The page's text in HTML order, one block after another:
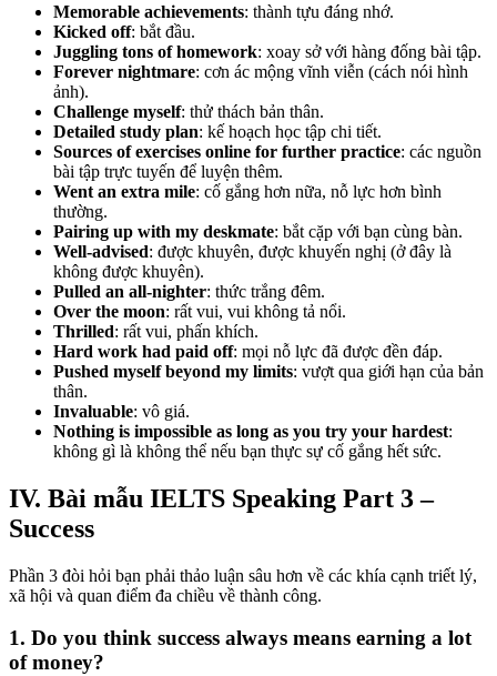
Memorable achievements: thành tựu đáng nhớ.
Kicked off: bắt đầu.
Juggling tons of homework: xoay sở với hàng đống bài tập.
Forever nightmare: cơn ác mộng vĩnh viễn (cách nói hình
ảnh).
Challenge myself: thử thách bản thân.
Detailed study plan: kế hoạch học tập chi tiết.
Sources of exercises online for further practice: các nguồn
bài tập trực tuyến để luyện thêm.
Went an extra mile: cố gắng hơn nữa, nỗ lực hơn bình
thường.
Pairing up with my deskmate: bắt cặp với bạn cùng bàn.
Well-advised: được khuyên, được khuyến nghị (ở đây là
không được khuyên).
Pulled an all-nighter: thức trắng đêm.
Over the moon: rất vui, vui không tả nổi.
Thrilled: rất vui, phấn khích.
Hard work had paid off: mọi nỗ lực đã được đền đáp.
Pushed myself beyond my limits: vượt qua giới hạn của bản
thân.
Invaluable: vô giá.
Nothing is impossible as long as you try your hardest:
không gì là không thể nếu bạn thực sự cố gắng hết sức.
IV. Bài mẫu IELTS Speaking Part 3 –
Success
Phần 3 đòi hỏi bạn phải thảo luận sâu hơn về các khía cạnh triết lý,
xã hội và quan điểm đa chiều về thành công.
1. Do you think success always means earning a lot
of money?